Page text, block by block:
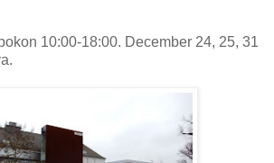
10:00-18:00. December 24, 25, 31